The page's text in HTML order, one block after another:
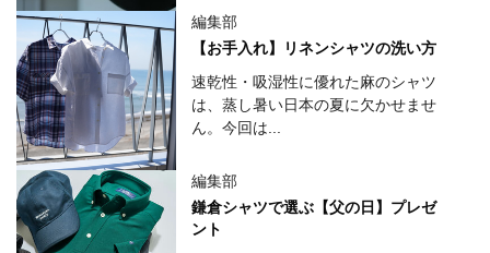
編集部
【お手入れ】リネンシャツの洗い方
速乾性・吸湿性に優れた麻のシャツ
は、蒸し暑い日本の夏に欠かせませ
ん。今回は...
編集部
鎌倉シャツで選ぶ【父の日】プレゼ
ント